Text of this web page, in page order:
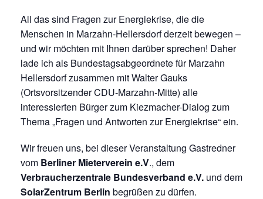
All das sind Fragen zur Energiekrise, die die
Menschen in Marzahn-Hellersdorf derzeit bewegen –
und wir möchten mit Ihnen darüber sprechen! Daher
lade ich als Bundestagsabgeordnete für Marzahn
Hellersdorf zusammen mit Walter Gauks
(Ortsvorsitzender CDU-Marzahn-Mitte) alle
interessierten Bürger zum Kiezmacher-Dialog zum
Thema „Fragen und Antworten zur Energiekrise“ ein.
Wir freuen uns, bei dieser Veranstaltung Gastredner
vom Berliner Mieterverein e.V., dem
Verbraucherzentrale Bundesverband e.V. und dem
SolarZentrum Berlin begrüßen zu dürfen.